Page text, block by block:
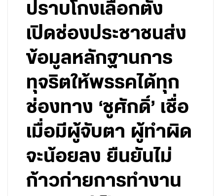
ปราบโกงเลือกตั้ง
เปิดช่องประชาชนส่ง
ข้อมูลหลักฐานการ
ทุจริตให้พรรคได้ทุก
ช่องทาง ‘ชูศักดิ์’ เชื่อ
เมื่อมีผู้จับตา ผู้ทำผิด
จะน้อยลง ยืนยันไม่
ก้าวก่ายการทำงาน